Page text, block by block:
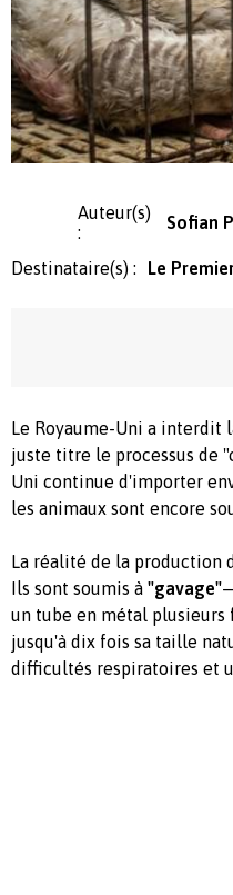
Auteur(s)
:
Sofian P
Destinataire(s) : Le
Le Royaume-Uni a interdit
juste titre le processus de
Uni continue d'importer
les animaux sont encore
La réalité de la production
Ils sont soumis à "gavage"
un tube en métal plusieurs
jusqu'à dix fois sa taille
difficultés respiratoires et